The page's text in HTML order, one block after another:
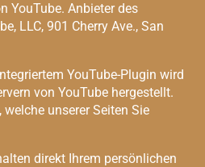
YouTube. Anbieter des
LLC, 901 Cherry Ave., San
YouTube-Plugin wird
von YouTube hergestellt.
unserer Seiten Sie
direkt Ihrem persönlichen